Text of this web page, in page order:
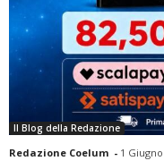
Il Blog della Redazione
Redazione Coelum - 1